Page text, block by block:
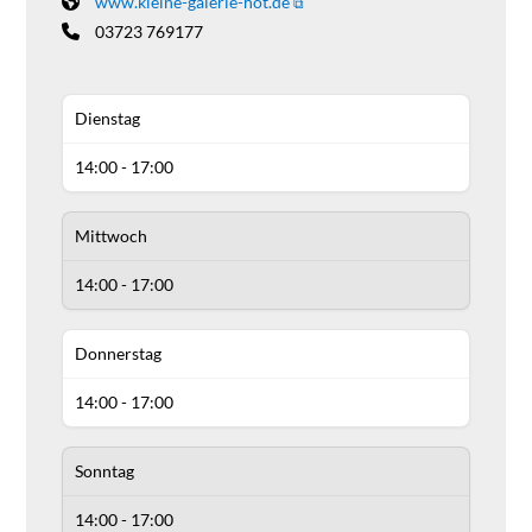
03723 769177
Dienstag
14:00 - 17:00
Mittwoch
14:00 - 17:00
Donnerstag
14:00 - 17:00
Sonntag
14:00 - 17:00